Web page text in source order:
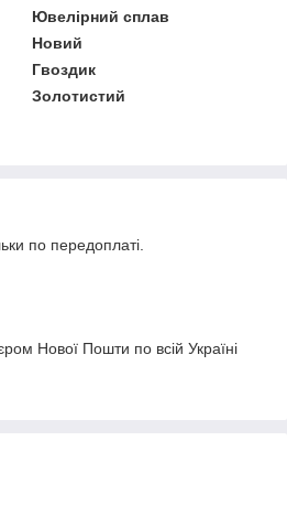
Ювелірний сплав
Новий
Гвоздик
Золотистий
по передоплаті.
Нової Пошти по всій Україні